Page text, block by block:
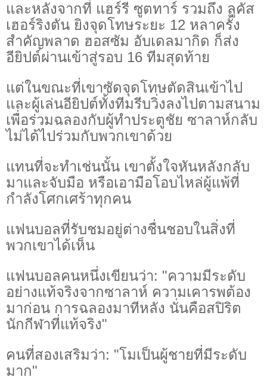
และหลังจากที่ แฮร์รี ซูตทาร์ รวมถึง ลูคัส
เฮอร์ริงตัน ยิงจุดโทษระยะ 12 หลาครั้ง
สำคัญพลาด ฮอสซัม อับเดลมากิด ก็ส่ง
อียิปต์ผ่านเข้าสู่รอบ 16 ทีมสุดท้าย
แต่ในขณะที่เขาซัดจุดโทษตัดสินเข้าไป
และผู้เล่นอียิปต์ทั้งทีมรีบวิ่งลงไปตามสนาม
เพื่อร่วมฉลองกับผู้ทำประตูชัย ซาลาห์กลับ
ไม่ได้ไปร่วมกับพวกเขาด้วย
แทนที่จะทำเช่นนั้น เขาตั้งใจหันหลังกลับ
มาและจับมือ หรือเอามือโอบไหล่ผู้แพ้ที่
กำลังโศกเศร้าทุกคน
แฟนบอลที่รับชมอยู่ต่างชื่นชอบในสิ่งที่
พวกเขาได้เห็น
แฟนบอลคนหนึ่งเขียนว่า: "ความมีระดับ
อย่างแท้จริงจากซาลาห์ ความเคารพต้อง
มาก่อน การฉลองมาทีหลัง นั่นคือสปิริต
นักกีฬาที่แท้จริง"
คนที่สองเสริมว่า: "โมเป็นผู้ชายที่มีระดับ
มาก"